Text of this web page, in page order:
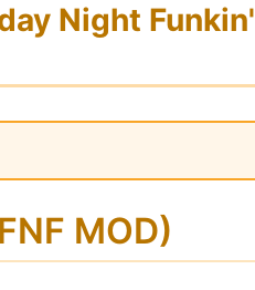
Night Funkin'
MOD)